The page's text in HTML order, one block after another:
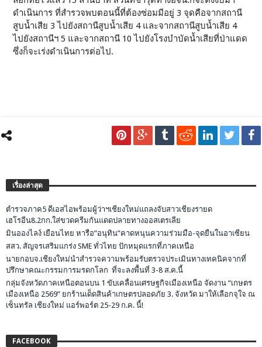
ดำเนินการ ที่สำรวจพบตอนนี้ที่ต้องซ่อมมีอยู่ 3 จุดคือจากสถานี
สูบน้ำเสีย 3 ไปยังสถานีสูบน้ำเสีย 4 และจากสถานีสูบน้ำเสีย 4
ไปยังสถานีฯ 5 และจากสถานี 10 ไปยังโรงบำบัดน้ำเสียที่ป่าแดด
ซึ่งก็จะเร่งดำเนินการต่อไป.
เรื่องล่าสุด
ตำรวจภาค5 ดีเอสไอพร้อมผู้ว่าฯเชียงใหม่แถลงจับสาวเชียงรายด
เฮโรอีน8.2กก.ใส่ขวดครีมกันแดดปลายทางออสเตรเลีย
มินอองไลง์ เยือนไทย หารือ”อนุทิน”คาดหนุนความร่วมมือ-จุดยืนในอาเซียน
สสว. สัญจรเสริมแกร่ง SME ทั่วไทย ปักหมุดแรกที่ภาคเหนือ
นายกอบจ.เชียงใหม่นำสำรวจความพร้อมรับตรวจประเมินทางเทคนิคจากที่
ปรึกษาคณะกรรมการมรดกโลก ที่จะลงพื้นที่ 3-8 ส.ค.นี้
กลุ่มจังหวัดภาคเหนือตอนบน 1 ขับเคลื่อนเศรษฐกิจเมืองเหนือ จัดงาน “เกษตร
เมืองเหนือ 2569” ยกร้านเด็ดสินค้าเกษตรปลอดภัย 3. จังหวัด มาให้เลือกจุใจ ณ
เซ็นทรัล เชียงใหม่ แอร์พอร์ต 25-29 ก.ค. นี้!
FACEBOOK